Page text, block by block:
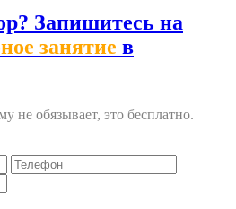
Запишитесь на
занятие в
не обязывает, это бесплатно.